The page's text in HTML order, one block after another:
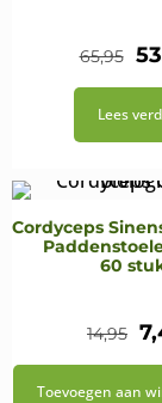
65,95
Lees
Cordyceps
60
14,95
Toevoegen aan